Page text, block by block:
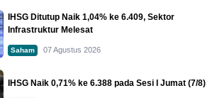
IHSG Ditutup Naik 1,04% ke 6.409, Sektor
Infrastruktur Melesat
Saham 07 Agustus 2026
IHSG Naik 0,71% ke 6.388 pada Sesi I Jumat (7/8)